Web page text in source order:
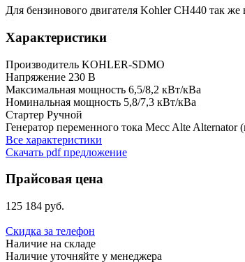
Для бензинового двигателя Kohler CH440 так же
Характеристики
Производитель KOHLER-SDMO
Напряжение 230 B
Максимальная мощность 6,5/8,2 кВт/кВа
Номинальная мощность 5,8/7,3 кВт/кВа
Стартер Ручной
Генератор переменного тока Mecc Alte Alternator
Все характеристики
Скачать pdf предложение
Прайсовая цена
125 184 руб.
Скидка за телефон
Наличие на складе
Наличие уточняйте у менеджера